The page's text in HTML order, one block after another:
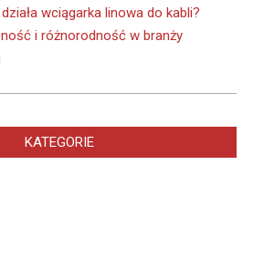
wciągarka linowa do kabli?
i różnorodność w branży
KATEGORIE